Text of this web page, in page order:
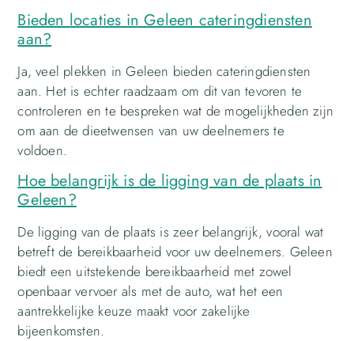
Bieden locaties in Geleen cateringdiensten
aan?
Ja, veel plekken in Geleen bieden cateringdiensten
aan. Het is echter raadzaam om dit van tevoren te
controleren en te bespreken wat de mogelijkheden zijn
om aan de dieetwensen van uw deelnemers te
voldoen.
Hoe belangrijk is de ligging van de plaats in
Geleen?
De ligging van de plaats is zeer belangrijk, vooral wat
betreft de bereikbaarheid voor uw deelnemers. Geleen
biedt een uitstekende bereikbaarheid met zowel
openbaar vervoer als met de auto, wat het een
aantrekkelijke keuze maakt voor zakelijke
bijeenkomsten.